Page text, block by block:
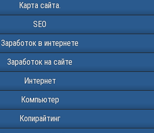
Карта сайта.
SEO
Заработок в интернете
Заработок на сайте
Интернет
Компьютер
Копирайтинг